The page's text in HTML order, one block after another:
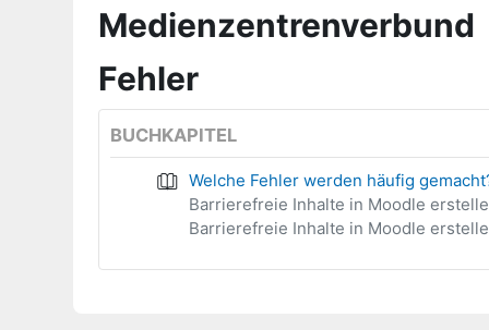
Medienzentrenverbund
Fehler
BUCHKAPITEL
Welche Fehler werden häufig
Barrierefreie Inhalte in Moodle
Barrierefreie Inhalte in Moodle